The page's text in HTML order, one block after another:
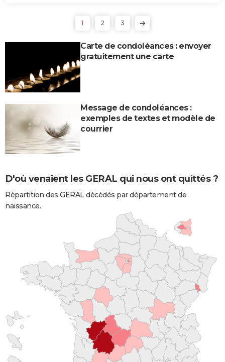
1 2 3
Carte de condoléances : envoyer
gratuitement une carte
Message de condoléances :
exemples de textes et modèle de
courrier
D'où venaient les GERAL qui nous ont quittés ?
Répartition des GERAL décédés par département de
naissance.